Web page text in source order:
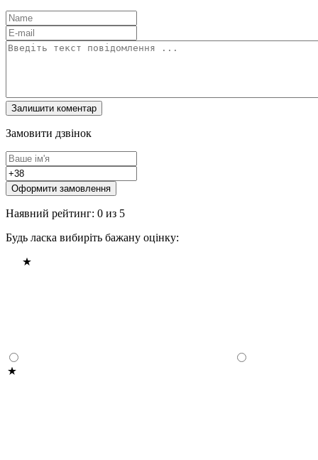
Замовити дзвінок
Оформити замовлення
Наявний рейтинг: 0 из 5
Будь ласка вибиріть бажану оцінку: